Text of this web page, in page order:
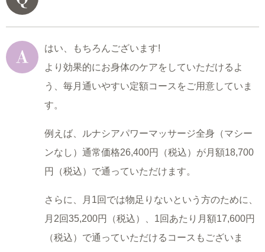
はい、もちろんございます!
より効果的にお身体のケアをしていただけるよ
う、毎月通いやすい定額コースをご用意していま
す。
例えば、ルナシアパワーマッサージ全身（マシー
ンなし） 通常価格26,400円（税込）が月額18,700
円（税込）で通っていただけます。
さらに、月1回では物足りないという方のために、
月2回35,200円（税込）、1回あたり月額17,600円
（税込）で通っていただけるコースもございま